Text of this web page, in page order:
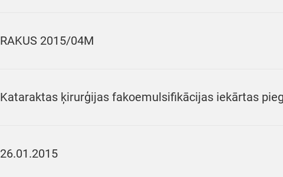
RAKUS 2015/04M
Kataraktas ķirurģijas fakoemulsifikācijas iekārtas
26.01.2015